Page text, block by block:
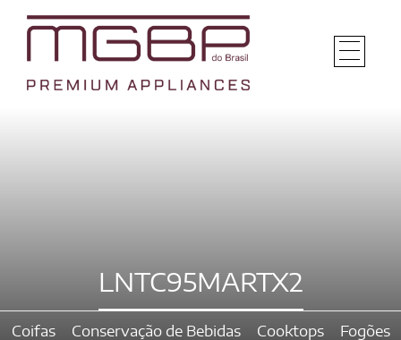
LNTC95MARTX2
Coifas Conservação de Bebidas Cooktops
Fogões